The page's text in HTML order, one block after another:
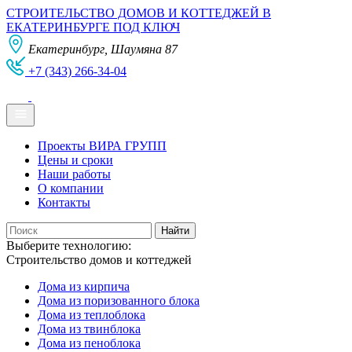
СТРОИТЕЛЬСТВО ДОМОВ И КОТТЕДЖЕЙ В
ЕКАТЕРИНБУРГЕ ПОД КЛЮЧ
Екатеринбург, Шаумяна 87
+7 (343) 266-34-04
Проекты ВИРА ГРУПП
Цены и сроки
Наши работы
О компании
Контакты
Выберите технологию:
Строительство домов и коттеджей
Дома из кирпича
Дома из поризованного блока
Дома из теплоблока
Дома из твинблока
Дома из пеноблока